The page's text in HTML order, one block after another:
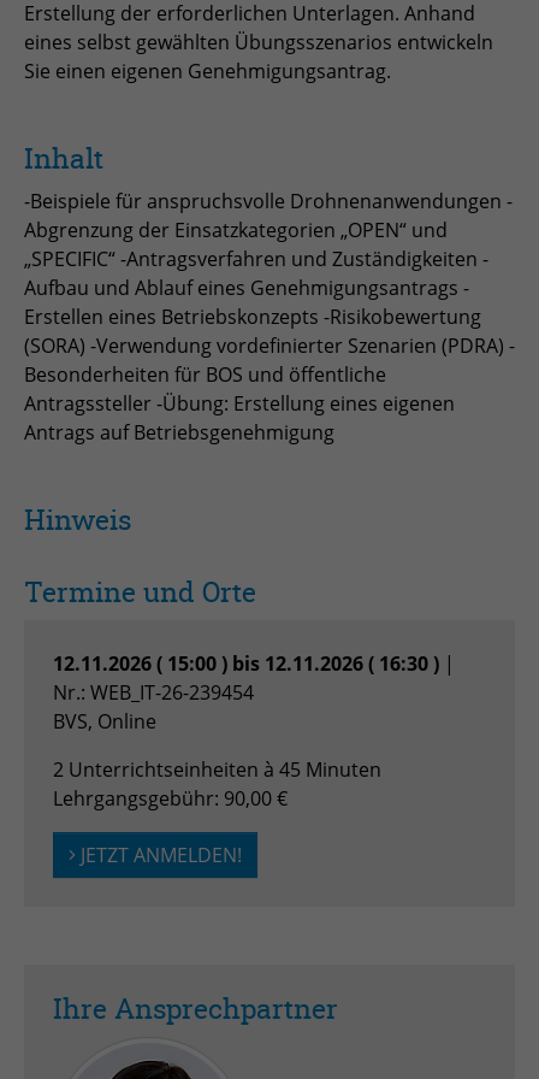
Erstellung der erforderlichen Unterlagen. Anhand
eines selbst gewählten Übungsszenarios entwickeln
Sie einen eigenen Genehmigungsantrag.
Inhalt
-Beispiele für anspruchsvolle Drohnenanwendungen -
Abgrenzung der Einsatzkategorien „OPEN“ und
„SPECIFIC“ -Antragsverfahren und Zuständigkeiten -
Aufbau und Ablauf eines Genehmigungsantrags -
Erstellen eines Betriebskonzepts -Risikobewertung
(SORA) -Verwendung vordefinierter Szenarien (PDRA) -
Besonderheiten für BOS und öffentliche
Antragssteller -Übung: Erstellung eines eigenen
Antrags auf Betriebsgenehmigung
Hinweis
Termine und Orte
12.11.2026 ( 15:00 ) bis 12.11.2026 ( 16:30 ) |
Nr.: WEB_IT-26-239454
BVS, Online
2 Unterrichtseinheiten à 45 Minuten
Lehrgangsgebühr: 90,00 €
JETZT ANMELDEN!
Ihre Ansprechpartner
zu speichern.
Anbieter
Laufzeit 1 Jahr
Zweck
Dieser Wert speichert Ihre Consent-
Einstellungen. Unter anderem eine
zufällig generierte ID, für die
historische Speicherung Ihrer
vorgenommen Einstellungen, falls der
Webseiten-Betreiber dies eingestellt
hat.
Laufzeit Session
Name
Anbieter TYPO3
Laufzeit 1 Monat
Zweck Admin-Login Redaktionssystem
Anbieter TYPO3
Session
Name _pk_id
Laufzeit
Zweck
Tracking Anzahl eindeutiger und
wiederkehrender Nutzer
Name _pk_ses
Anbieter Matomo
Laufzeit 30 min
Cookie-Informationen anzeigen
anzubieten, die wir nicht selbst speichern, die aber für
oder Videos. Weitere Details entnehmen Sie den
Datenschutzhinweisen.